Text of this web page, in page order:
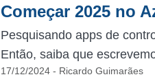
Começar 2025 no
Pesquisando apps de
Então, saiba que
17/12/2024 - Ricardo Guimarães